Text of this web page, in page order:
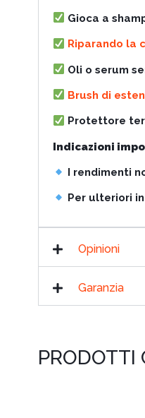
Gioca a
Riparando la
Oli o serum
Brush di
Protettore
Indicazioni
I rendimenti
Per ulteriori
Opinioni
Garanzia
PRODOTTI